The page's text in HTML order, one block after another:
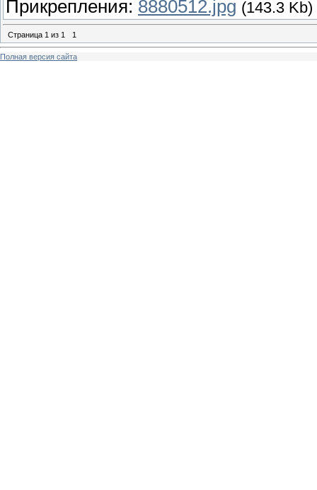
Прикрепления: 8880512.jpg (143.3 Kb)
Страница 1 из 1 1
Полная версия сайта